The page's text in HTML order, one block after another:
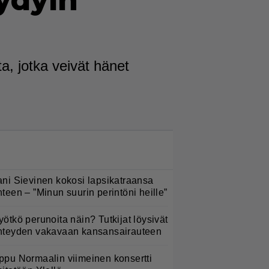
jotka veivät hänet
Sievinen kokosi lapsikatraansa
– ”Minun suurin perintöni heille”
perunoita näin? Tutkijat löysivät
vakavaan kansansairauteen
Normaalin viimeinen konsertti